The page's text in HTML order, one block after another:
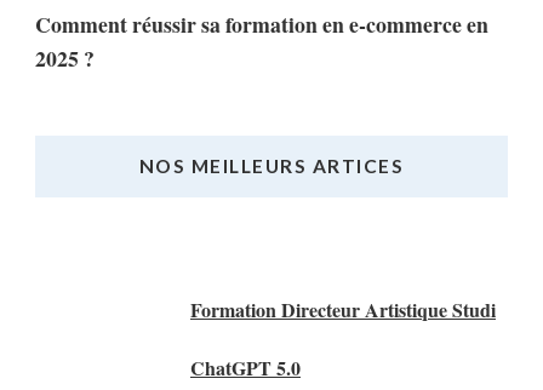
Comment réussir sa formation en e-commerce en
2025 ?
NOS MEILLEURS ARTICES
Formation Directeur Artistique Studi
ChatGPT 5.0